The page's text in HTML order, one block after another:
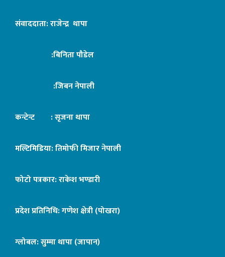
संवाददाता: राजेन्द्र थापा
:बिनिता पौडेल
:जिबन नेपाली
कन्टेन्ट : सृजना थापा
मल्टिमिडिया: तिमोफी मिजार नेपाली
फोटो पत्रकार: राकेश भण्डारी
प्रदेश प्रतिनिधि: गणेश क्षेत्री (पोखरा)
ग्लोबल: सुम्मा थापा (जापान)